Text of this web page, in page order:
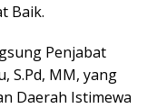
Baik.
Penjabat
S.Pd, MM, yang
Daerah Istimewa